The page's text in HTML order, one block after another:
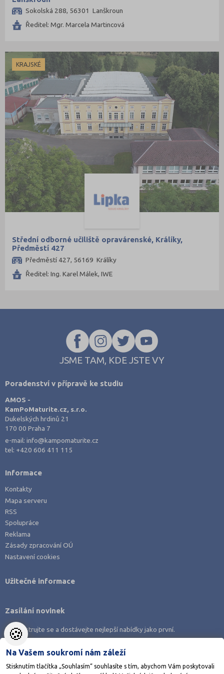
Ústí nad Labem (5)
Ústí nad Orlicí (5)
Vyškov (3)
Zlín (7)
Znojmo (6)
Žďár nad Sázavou (7)
Sokolská 288, 56301 Lanškroun
Ředitel: Mgr. Marcela Martincová
KRAJSKÉ
Střední odborné učiliště opravárenské, Králíky,
Předměstí 427
Předměstí 427, 56169 Králíky
Ředitel: Ing. Karel Málek, IWE
JSME TAM, KDE JSTE VY
Poradenství v přípravě ke studiu
AMOS -
KamPoMaturite.cz, s.r.o.
Dukelských hrdinů 21
170 00 Praha 7
e-mail:info@kampomaturite.cz
tel: +420 606 411 115
Informace
Kontakty
Mapa serveru
RSS
Spolupráce
Reklama
Zásady zpracování OÚ
Nastavení cookies
Užitečné informace
Zasílání novinek
Zaregistrujte se a dostávejte nejlepší nabídky jako první.
🍪
Na Vašem soukromí nám záleží
Stisknutím tlačítka „Souhlasím“ souhlasíte s tím, abychom Vám poskytovali